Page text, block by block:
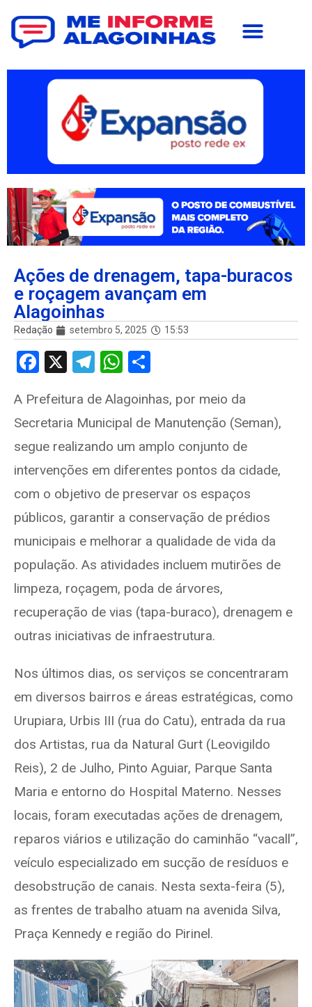
Ações de drenagem, tapa-buracos
e roçagem avançam em
Alagoinhas
Redação setembro 5, 2025 15:53
F
ce
b
o
o
k
X
T
e
gr
a
m
W
at
s
A
p
p
ar
e
A Prefeitura de Alagoinhas, por meio da
Secretaria Municipal de Manutenção (Seman),
segue realizando um amplo conjunto de
intervenções em diferentes pontos da cidade,
com o objetivo de preservar os espaços
públicos, garantir a conservação de prédios
municipais e melhorar a qualidade de vida da
população. As atividades incluem mutirões de
limpeza, roçagem, poda de árvores,
recuperação de vias (tapa-buraco), drenagem e
outras iniciativas de infraestrutura.
Nos últimos dias, os serviços se concentraram
em diversos bairros e áreas estratégicas, como
Urupiara, Urbis III (rua do Catu), entrada da rua
dos Artistas, rua da Natural Gurt (Leovigildo
Reis), 2 de Julho, Pinto Aguiar, Parque Santa
Maria e entorno do Hospital Materno. Nesses
locais, foram executadas ações de drenagem,
reparos viários e utilização do caminhão “vacall”,
veículo especializado em sucção de resíduos e
desobstrução de canais. Nesta sexta-feira (5),
as frentes de trabalho atuam na avenida Silva,
Praça Kennedy e região do Pirinel.